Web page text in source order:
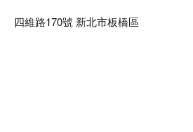
團隊將經典台菜巧妙升級，用現代手
四維路170號 新北市板橋區